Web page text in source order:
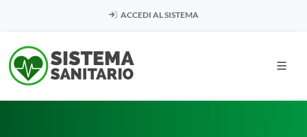
ACCEDI AL SISTEMA